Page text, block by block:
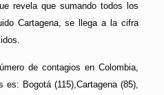
revela que sumando todos los
Cartagena, se llega a la cifra
de contagios en Colombia,
es: Bogotá (115),Cartagena (85),